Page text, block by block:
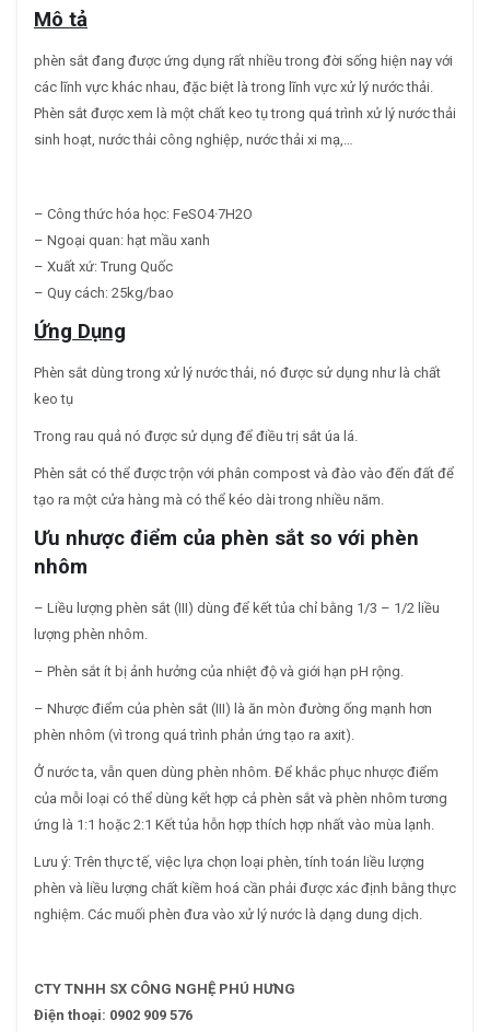
Mô tả
phèn sắt đang được ứng dụng rất nhiều trong đời sống hiện nay với
các lĩnh vực khác nhau, đặc biệt là trong lĩnh vực xử lý nước thải.
Phèn sắt được xem là một chất keo tụ trong quá trình xử lý nước thải
sinh hoạt, nước thải công nghiệp, nước thải xi mạ,…
– Công thức hóa học: FeSO4·7H2O
– Ngoại quan: hạt mầu xanh
– Xuất xứ: Trung Quốc
– Quy cách: 25kg/bao
Ứng Dụng
Phèn sắt dùng trong xử lý nước thải, nó được sử dụng như là chất
keo tụ
Trong rau quả nó được sử dụng để điều trị sắt úa lá.
Phèn sắt có thể được trộn với phân compost và đào vào đến đất để
tạo ra một cửa hàng mà có thể kéo dài trong nhiều năm.
Ưu nhược điểm của phèn sắt so với phèn
nhôm
– Liều lượng phèn sắt (III) dùng để kết tủa chỉ bằng 1/3 – 1/2 liều
lượng phèn nhôm.
– Phèn sắt ít bị ảnh hưởng của nhiệt độ và giới hạn pH rộng.
– Nhược điểm của phèn sắt (III) là ăn mòn đường ống mạnh hơn
phèn nhôm (vì trong quá trình phản ứng tạo ra axit).
Ở nước ta, vẫn quen dùng phèn nhôm. Để khắc phục nhược điểm
của mỗi loại có thể dùng kết hợp cả phèn sắt và phèn nhôm tương
ứng là 1:1 hoặc 2:1 Kết tủa hỗn hợp thích hợp nhất vào mùa lạnh.
Lưu ý: Trên thực tế, việc lựa chọn loại phèn, tính toán liều lượng
phèn và liều lượng chất kiềm hoá cần phải được xác định bằng thực
nghiệm. Các muối phèn đưa vào xử lý nước là dạng dung dịch.
CTY TNHH SX CÔNG NGHỆ PHÚ HƯNG
Điện thoại: 0902 909 576